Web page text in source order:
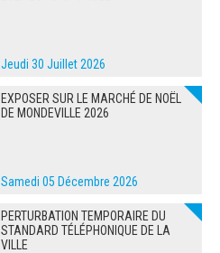
Jeudi 30 Juillet 2026
EXPOSER SUR LE MARCHÉ DE NOËL
DE MONDEVILLE 2026
Samedi 05 Décembre 2026
PERTURBATION TEMPORAIRE DU
STANDARD TÉLÉPHONIQUE DE LA
VILLE